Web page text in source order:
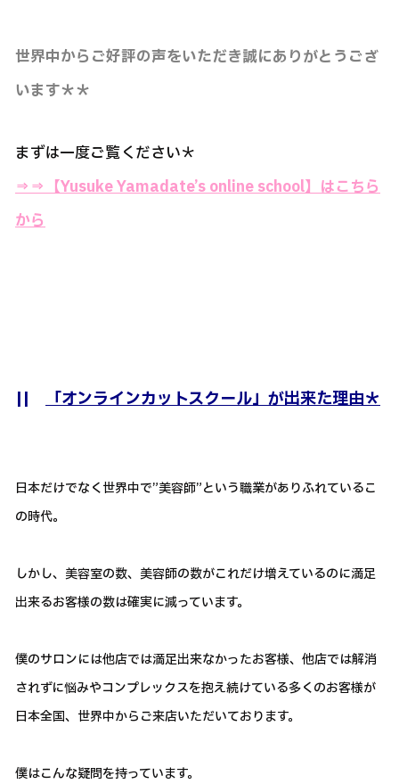
世界中からご好評の声をいただき誠にありがとうござ
います＊＊
まずは一度ご覧ください＊
⇒⇒【Yusuke Yamadate’s online school】はこちら
から
|| 「オンラインカットスクール」が出来た理由＊
日本だけでなく世界中で”美容師”という職業がありふれているこ
の時代。
しかし、美容室の数、美容師の数がこれだけ増えているのに満足
出来るお客様の数は確実に減っています。
僕のサロンには他店では満足出来なかったお客様、他店では解消
されずに悩みやコンプレックスを抱え続けている多くのお客様が
日本全国、世界中からご来店いただいております。
僕はこんな疑問を持っています。